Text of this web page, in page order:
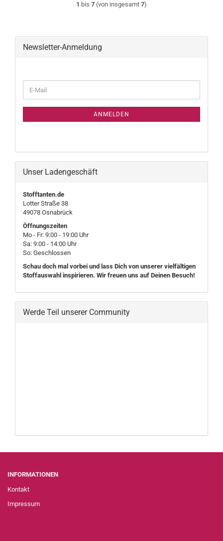
1 bis 7 (von insgesamt 7)
Newsletter-Anmeldung
ZUR
E-
Mail
ANMELDEN
Unser Ladengeschäft
Stofftanten.de
Lotter Straße 38
49078 Osnabrück
Öffnungszeiten
Mo - Fr: 9:00 - 19:00 Uhr
Sa: 9:00 - 14:00 Uhr
So: Geschlossen
Schau doch mal vorbei und lass Dich von unserer vielfältigen
Stoffauswahl inspirieren. Wir freuen uns auf Deinen Besuch!
Werde Teil unserer Community
INFORMATIONEN
Kontakt
Impressum